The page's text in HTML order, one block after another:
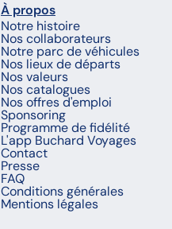
À propos
Notre histoire
Nos collaborateurs
Notre parc de véhicules
Nos lieux de départs
Nos valeurs
Nos catalogues
Nos offres d'emploi
Sponsoring
Programme de fidélité
L'app Buchard Voyages
Contact
Presse
FAQ
Conditions générales
Mentions légales